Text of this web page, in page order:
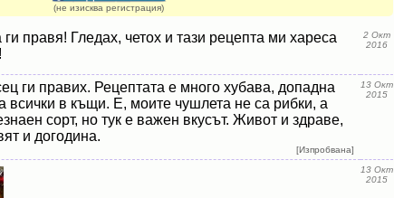
(не изисква регистрация)
правя! Гледах, четох и тази рецепта ми хареса
2 Окт
2016
ги правих. Рецептата е много хубава, допадна
всички в къщи. Е, моите чушлета не са рибки, а
сорт, но тук е важен вкусът. Живот и здраве,
и догодина.
[Изпробвана]
13 Окт
2015
13 Окт
2015